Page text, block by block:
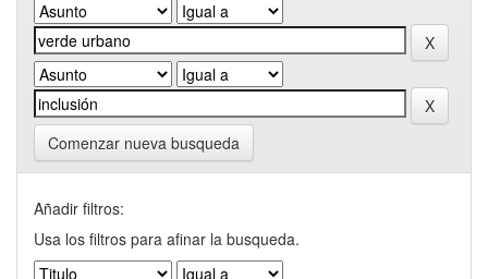
Comenzar nueva busqueda
Añadir filtros:
Usa los filtros para afinar la busqueda.